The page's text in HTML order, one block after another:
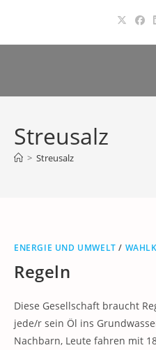
springen
Streusalz
> Streusalz
ENERGIE UND UMWELT /
Regeln
Diese Gesellschaft braucht
jede/r sein Öl ins
Nachbarn, Leute fahren mit